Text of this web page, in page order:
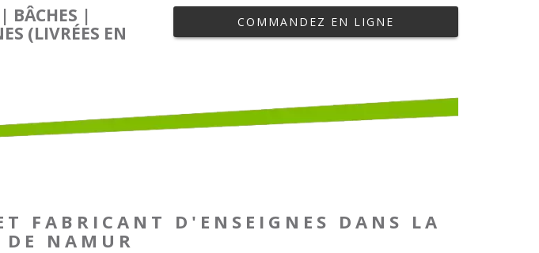
BÂCHES |
(LIVRÉES EN
COMMANDEZ EN LIGNE
FABRICANT D'ENSEIGNES DANS LA
DE NAMUR